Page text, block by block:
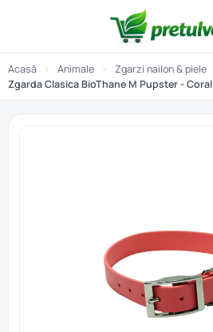
Acasă › Animale › Zgarzi nailon & piele
Zgarda Clasica BioThane M Pupster - Coral